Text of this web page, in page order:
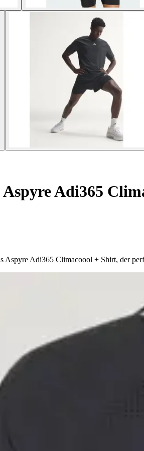
Adi365
Aspyre Adi365 Climacoool + Shirt, der